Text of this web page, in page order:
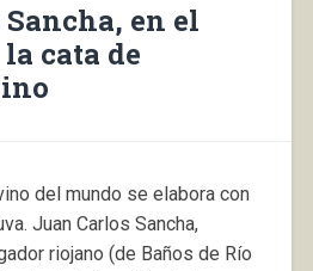
en el
cata de
del mundo se elabora con
Juan Carlos Sancha,
riojano (de Baños de Río